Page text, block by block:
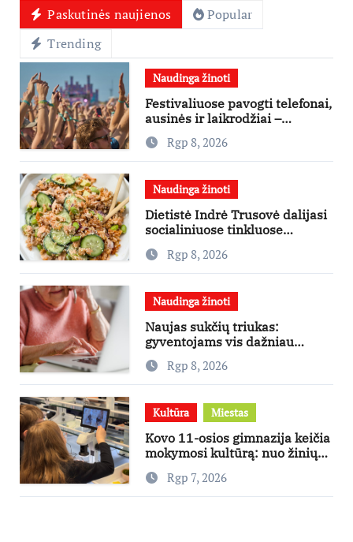
Paskutinės naujienos
Popular
Trending
Naudinga žinoti
Festivaliuose pavogti telefonai,
ausinės ir laikrodžiai –
ekspertai primena apie
didžiausias finansines rizikas
Rgp 8, 2026
Naudinga žinoti
Dietistė Indrė Trusovė dalijasi
socialiniuose tinkluose
išpopuliarėjusiu lašišos salotų
receptuRgp 8, 2026
Naudinga žinoti
Naujas sukčių triukas:
gyventojams vis dažniau
skambina per „Viber“
Rgp 8, 2026
Kultūra Miestas
Kovo 11-osios gimnazija keičia
mokymosi kultūrą: nuo žinių
kaupimo – prie jų supratimo ir
taikymo
Rgp 7, 2026